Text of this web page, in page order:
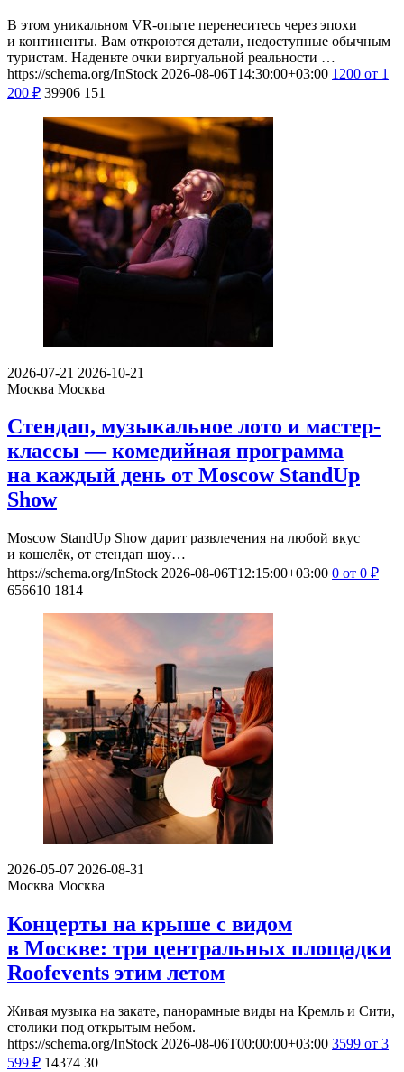
В этом уникальном VR-опыте перенеситесь через эпохи
и континенты. Вам откроются детали, недоступные обычным
туристам. Наденьте очки виртуальной реальности …
https://schema.org/InStock 2026-08-06T14:30:00+03:00 1200 от 1
200 ₽ 39906 151
2026-07-21 2026-10-21
Москва Москва
Стендап, музыкальное лото и мастер-
классы — комедийная программа
на каждый день от Moscow StandUp
Show
Moscow StandUp Show дарит развлечения на любой вкус
и кошелёк, от стендап шоу…
https://schema.org/InStock 2026-08-06T12:15:00+03:00 0 от 0 ₽
656610 1814
2026-05-07 2026-08-31
Москва Москва
Концерты на крыше с видом
в Москве: три центральных площадки
Roofevents этим летом
Живая музыка на закате, панорамные виды на Кремль и Сити,
столики под открытым небом.
https://schema.org/InStock 2026-08-06T00:00:00+03:00 3599 от 3
599 ₽ 14374 30